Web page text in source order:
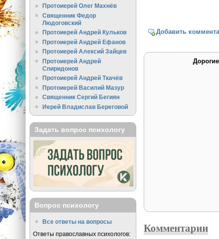
Добавить
Комментарии
Протоиерей Олег Махнёв
Священник Федор
Людоговский
Протоиерей Андрей Кульков
Протоиерей Андрей Ефанов
Протоиерей Алексий Зайцев
Протоиерей Андрей
Спиридонов
Протоиерей Андрей Ткачёв
Протоиерей Василий Мазур
Священник Сергий Бегиян
Иерей Владислав Береговой
Задать вопрос психологу
Вопрос психологу
Все ответы на вопросы
Ответы православных психологов: